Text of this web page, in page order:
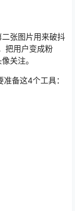
张图片用来破抖
把用户变成粉
关注。
备这4个工具：